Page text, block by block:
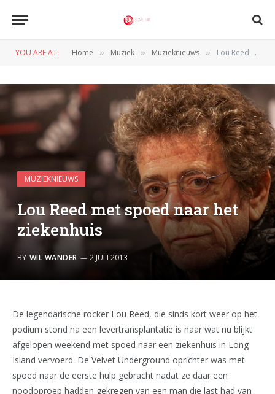
YOU ARE AT: Home » Muziek » Muzieknieuws » Lou Reed met spoed naar het ziekenhuis
MUZIEKNIEUWS
Lou Reed met spoed naar het
ziekenhuis
BY WIL WANDER 2 JULI 2013
De legendarische rocker Lou Reed, die sinds kort weer op het
podium stond na een levertransplantatie is naar wat nu blijkt
afgelopen weekend met spoed naar een ziekenhuis in Long
Island vervoerd. De Velvet Underground oprichter was met
spoed naar de eerste hulp gebracht nadat ze daar een
noodoproep hadden gekregen van een man die last had van